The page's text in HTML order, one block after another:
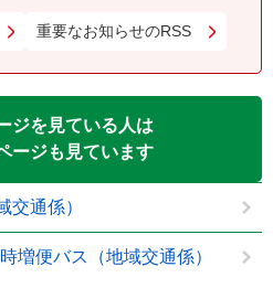
重要なお知らせのRSS
ジを見ている人は
ージも見ています
交通係）
増便バス（地域交通係）